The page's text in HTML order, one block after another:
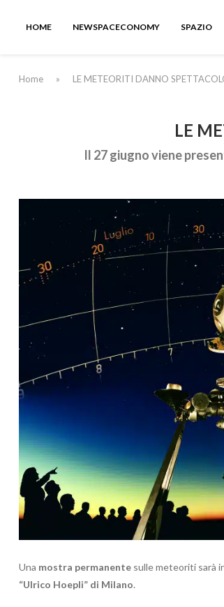
HOME NEWSPACECONOMY SPAZIO
Home » LE METEORITI DANNO
LE
Il 27 giugno viene
Una mostra permanente sulle meteoriti sarà
“Ulrico Hoepli” di Milano.